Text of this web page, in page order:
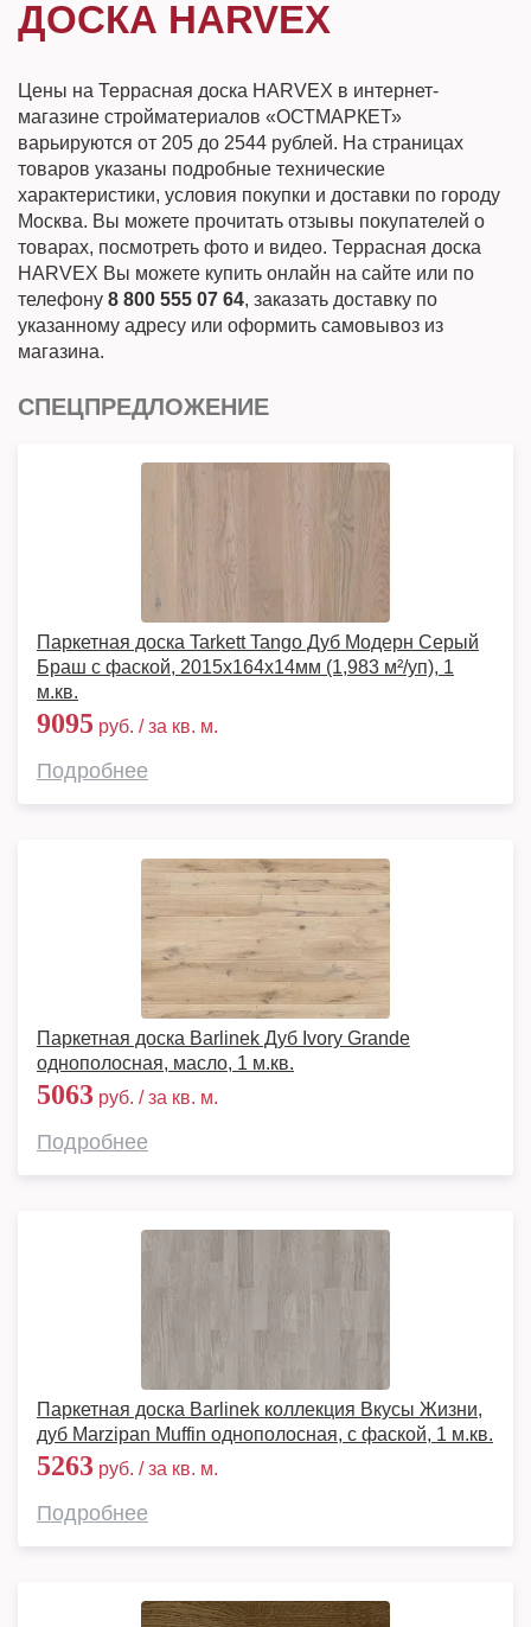
ДОСКА HARVEX
Цены на Террасная доска HARVEX в интернет-
магазине стройматериалов «ОСТМАРКЕТ»
варьируются от 205 до 2544 рублей. На страницах
товаров указаны подробные технические
характеристики, условия покупки и доставки по городу
Москва. Вы можете прочитать отзывы покупателей о
товарах, посмотреть фото и видео. Террасная доска
HARVEX Вы можете купить онлайн на сайте или по
телефону 8 800 555 07 64, заказать доставку по
указанному адресу или оформить самовывоз из
магазина.
СПЕЦПРЕДЛОЖЕНИЕ
Паркетная доска Tarkett Tango Дуб Модерн Серый
Браш с фаской, 2015х164х14мм (1,983 м²/уп), 1
м.кв.
9095 руб. / за кв. м.
Подробнее
Паркетная доска Barlinek Дуб Ivory Grande
однополосная, масло, 1 м.кв.
5063 руб. / за кв. м.
Подробнее
Паркетная доска Barlinek коллекция Вкусы Жизни,
дуб Marzipan Muffin однополосная, с фаской, 1 м.кв.
5263 руб. / за кв. м.
Подробнее